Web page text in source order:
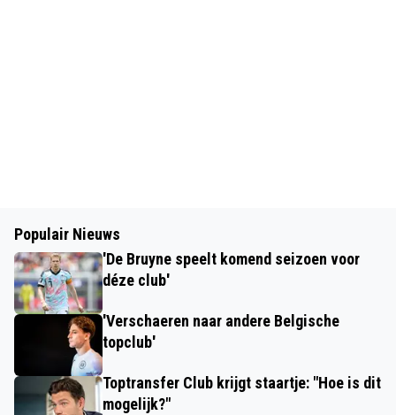
Populair Nieuws
'De Bruyne speelt komend seizoen voor
déze club'
'Verschaeren naar andere Belgische
topclub'
Toptransfer Club krijgt staartje: "Hoe is dit
mogelijk?"